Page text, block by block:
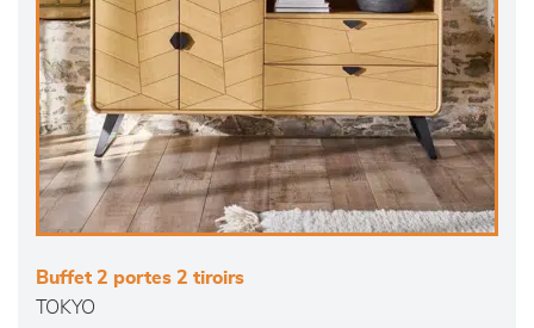
Buffet 2 portes 2 tiroirs
TOKYO